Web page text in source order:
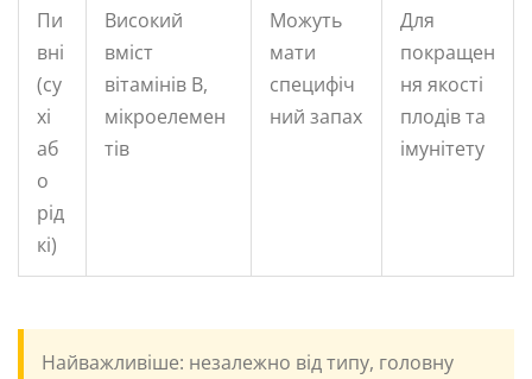
Пи
вні
(су
хі
аб
о
рід
кі)
Високий
вміст
вітамінів B,
мікроелемен
тів
Можуть
мати
специфіч
ний запах
Для
покращен
ня якості
плодів та
імунітету
Найважливіше: незалежно від типу, головну